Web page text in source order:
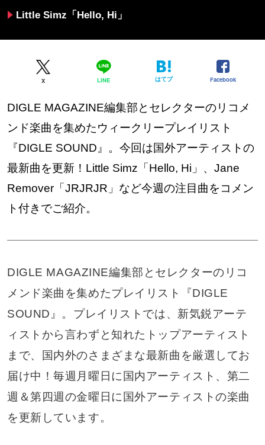
Little Simz「Hello, Hi」
X LINE はてブ Facebook
DIGLE MAGAZINE編集部とセレクターのリコメ
ンド楽曲を集めたウィークリープレイリスト
『DIGLE SOUND』。今回は国外アーティストの
最新曲を更新！Little Simz「Hello, Hi」、Jane
Remover「JRJRJR」など今週の注目曲をコメン
ト付きでご紹介。
DIGLE MAGAZINE編集部とセレクターのリコ
メンド楽曲を集めたプレイリスト『DIGLE
SOUND』。プレイリストでは、新気鋭アーテ
ィストから言わずと知れたトップアーティスト
まで、国内外のさまざまな最新曲を厳選してお
届け中！毎週月曜日に国内アーティスト、第二
週＆第四週の金曜日に国外アーティストの楽曲
を更新しています。